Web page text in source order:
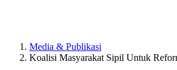
Media & Publikasi
Koalisi Masyarakat Sipil Untuk